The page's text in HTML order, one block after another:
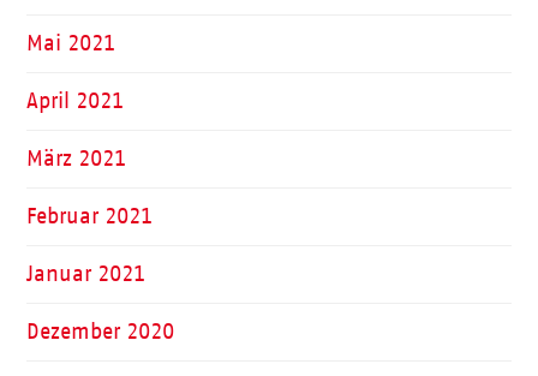
Mai 2021
April 2021
März 2021
Februar 2021
Januar 2021
Dezember 2020